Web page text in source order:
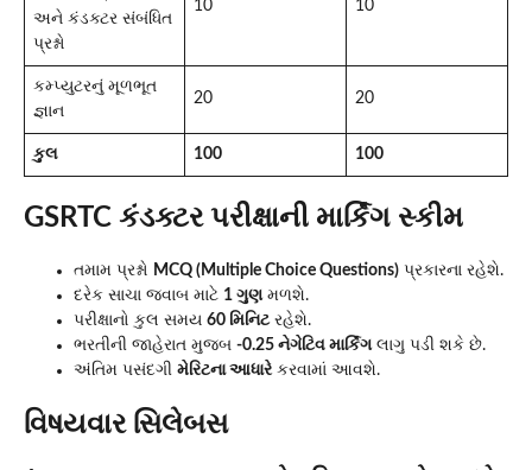
અને કંડક્ટર સંબંધિત
પ્રશ્નો
10 10
કમ્પ્યુટરનું મૂળભૂત
જ્ઞાન
20 20
કુલ 100 100
GSRTC કંડક્ટર પરીક્ષાની માર્કિંગ સ્કીમ
તમામ પ્રશ્નો MCQ (Multiple Choice Questions) પ્રકારના રહેશે.
દરેક સાચા જવાબ માટે 1 ગુણમળશે.
પરીક્ષાનો કુલ સમય 60 મિનિટરહેશે.
ભરતીની જાહેરાત મુજબ -0.25 નેગેટિવ માર્કિંગલાગુ પડી શકે છે.
અંતિમ પસંદગી મેરિટના આધારેકરવામાં આવશે.
વિષયવાર સિલેબસ